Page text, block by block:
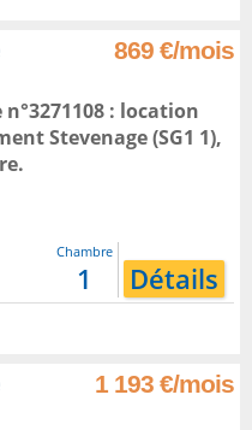
869 €/mois
: location
Stevenage(SG1 1),
.
Chambre
1 Détails
1 193 €/mois